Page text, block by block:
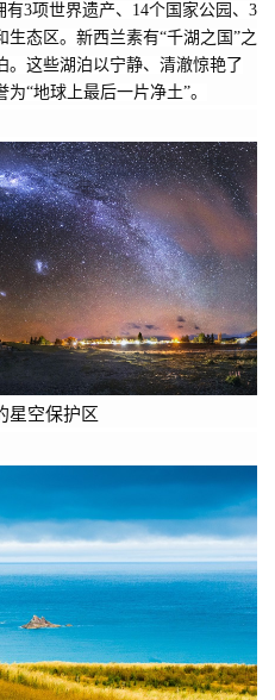
3项世界遗产、14个国家公园、3
态区。新西兰素有“千湖之国”之
。这些湖泊以宁静、清澈惊艳了
“地球上最后一片净土”。
星空保护区